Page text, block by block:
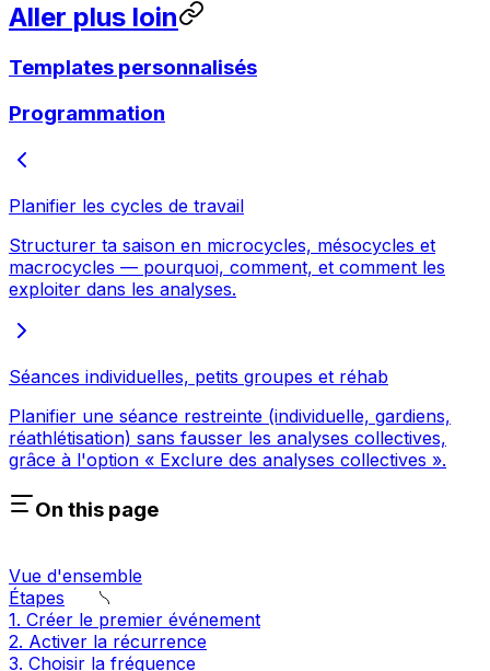
Aller plus loin
Templates personnalisés
Programmation
Planifier les cycles de travail
Structurer ta saison en microcycles, mésocycles et
macrocycles — pourquoi, comment, et comment les
exploiter dans les analyses.
Séances individuelles, petits groupes et réhab
Planifier une séance restreinte (individuelle, gardiens,
réathlétisation) sans fausser les analyses collectives,
grâce à l'option « Exclure des analyses collectives ».
On this page
Vue d'ensemble
Étapes
1. Créer le premier événement
2. Activer la récurrence
3. Choisir la fréquence